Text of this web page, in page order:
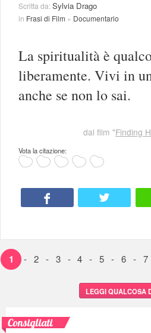
Scritta da:Sylvia Drago
in Frasi di Film » Documentario
La spiritualità è
liberamente. Vivi in
anche se non lo sai.
dal film "Finding
Vota la citazione:
1 - 2 - 3 - 4 - 5 - 6 - 7
LEGGI QUALCOSA
Consigliati